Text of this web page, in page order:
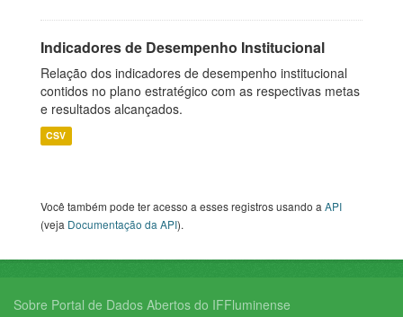
Indicadores de Desempenho Institucional
Relação dos indicadores de desempenho institucional
contidos no plano estratégico com as respectivas metas
e resultados alcançados.
CSV
Você também pode ter acesso a esses registros usando aAPI
(veja Documentação da API).
Sobre Portal de Dados Abertos do IFFluminense